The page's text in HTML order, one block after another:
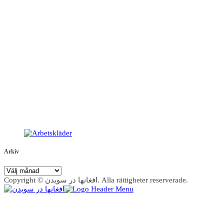
Arkiv
Arkiv
Copyright © افغانها در سویدن. Alla rättigheter reserverade.